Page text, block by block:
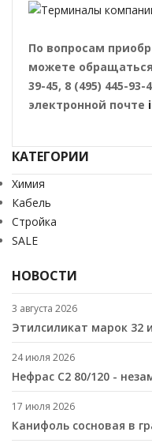
По вопросам
можете
39-45, 8 (495) 445-93-
электронной почте
КАТЕГОРИИ
Химия
Кабель
Стройка
SALE
НОВОСТИ
3 августа 2026
Этилсиликат марок 32
24 июля 2026
Нефрас С2 80/120 -
17 июля 2026
Канифоль сосновая в